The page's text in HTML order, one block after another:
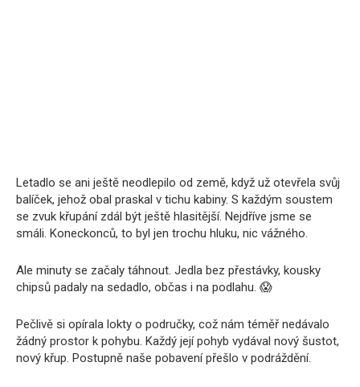
Letadlo se ani ještě neodlepilo od země, když už otevřela svůj
balíček, jehož obal praskal v tichu kabiny. S každým soustem
se zvuk křupání zdál být ještě hlasitější. Nejdříve jsme se
smáli. Koneckonců, to byl jen trochu hluku, nic vážného.
Ale minuty se začaly táhnout. Jedla bez přestávky, kousky
chipsů padaly na sedadlo, občas i na podlahu. 😱
Pečlivě si opírala lokty o područky, což nám téměř nedávalo
žádný prostor k pohybu. Každý její pohyb vydával nový šustot,
nový křup. Postupně naše pobavení přešlo v podráždění.